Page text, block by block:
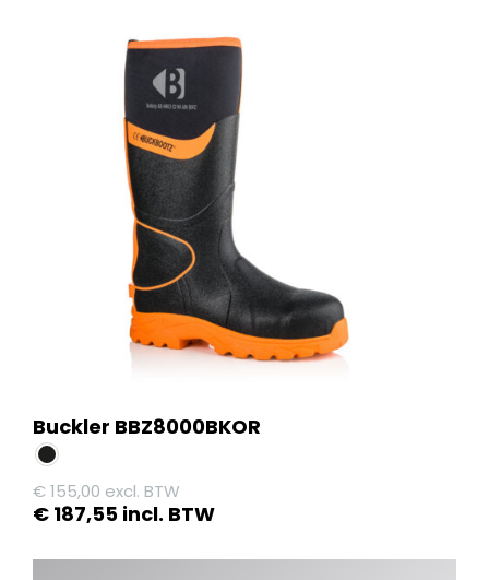
Buckler BBZ8000BKOR
€155,00 excl. BTW
€ 187,55 incl. BTW